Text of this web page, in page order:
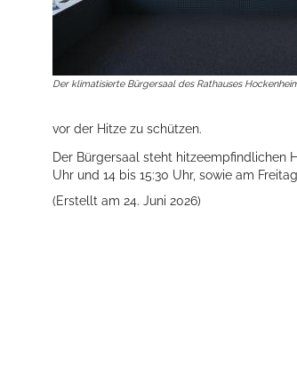
Der klimatisierte Bürgersaal des Rathauses
vor der Hitze zu schützen.
Der Bürgersaal steht hitzeempfindlichen
Uhr und 14 bis 15:30 Uhr, sowie am
(Erstellt am 24. Juni 2026)